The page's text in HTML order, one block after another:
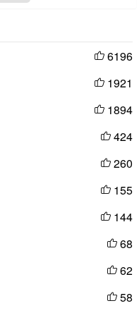
 6196
 1921
 1894
 424
 260
 155
 144
 68
 62
 58